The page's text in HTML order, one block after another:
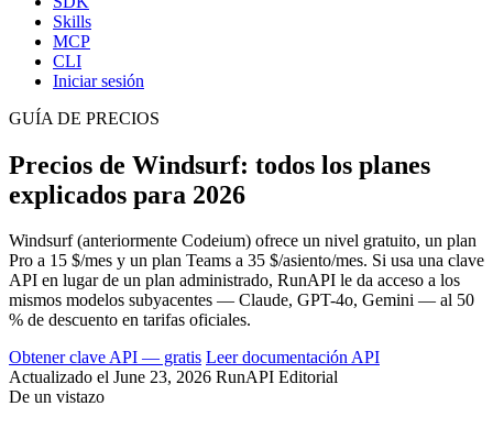
Skills
MCP
CLI
Iniciar sesión
GUÍA DE PRECIOS
Precios de Windsurf: todos los planes
explicados para 2026
Windsurf (anteriormente Codeium) ofrece un nivel gratuito, un plan
Pro a 15 $/mes y un plan Teams a 35 $/asiento/mes. Si usa una clave
API en lugar de un plan administrado, RunAPI le da acceso a los
mismos modelos subyacentes — Claude, GPT-4o, Gemini — al 50
% de descuento en tarifas oficiales.
Obtener clave API — gratis Leer documentación API
Actualizado el June 23, 2026 RunAPI Editorial
De un vistazo